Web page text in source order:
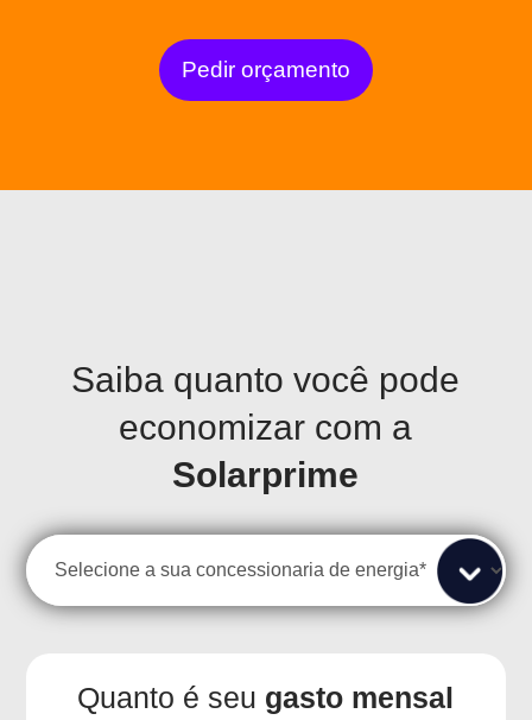
Pedir orçamento
Simulador
Saiba quanto você pode
economizar com a
Solarprime
Quanto é seu gasto mensal